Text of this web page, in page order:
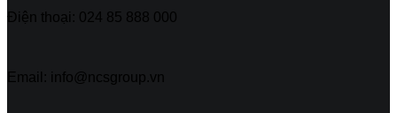
Điện thoại: 024 85 888 000
Email: info@ncsgroup.vn